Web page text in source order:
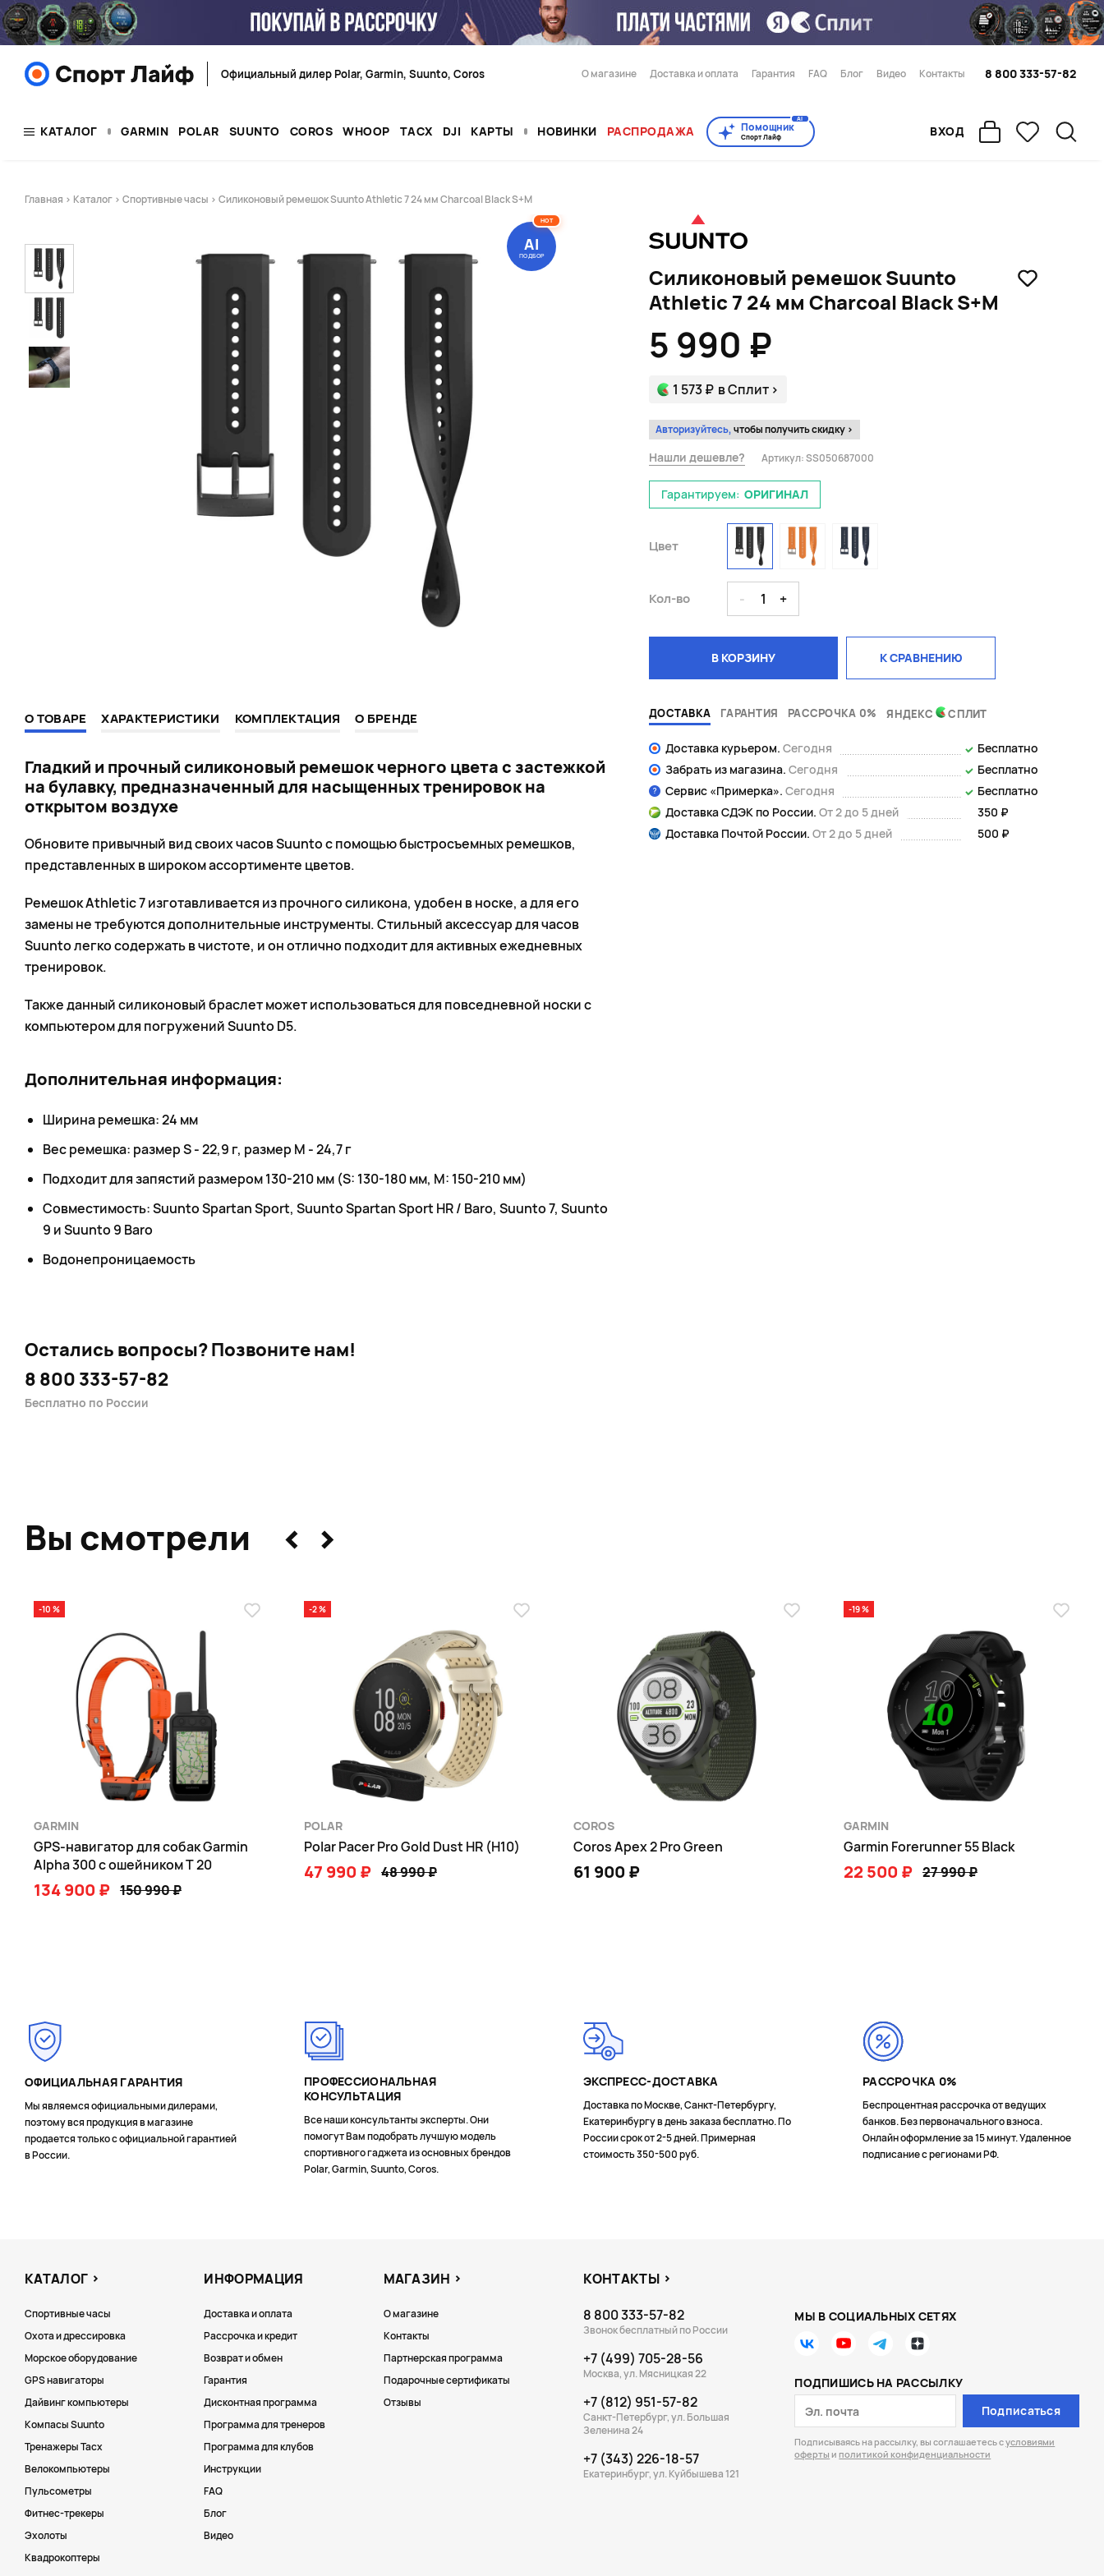
Официальный дилер Polar, Garmin, Suunto, Coros О магазине Доставка и оплата Гарантия FAQ Блог Видео Контакты 8 800 333-57-82
КАТАЛОГ GARMIN POLAR SUUNTO COROS WHOOP TACX DJI КАРТЫ НОВИНКИ РАСПРОДАЖА Помощник
Спорт Лайф
AI
ВХОД
Главная > Каталог > Спортивные часы > Силиконовый ремешок Suunto Athletic 7 24 мм Charcoal Black S+M
Силиконовый ремешок Suunto
Athletic 7 24 мм Charcoal Black S+M
5 990 ₽
1 573 ₽ в Сплит >
Авторизуйтесь,чтобы получить скидку >
Нашли дешевле? Артикул:SS050687000
Гарантируем: ОРИГИНАЛ
Цвет
Кол-во - 1 +
В КОРЗИНУ К СРАВНЕНИЮ
ДОСТАВКА ГАРАНТИЯ РАССРОЧКА 0% ЯНДЕКС СПЛИТ
Доставка курьером. Сегодня
Бесплатно
Забрать из магазина. Сегодня
Бесплатно
Сервис «Примерка». Сегодня
Бесплатно
Доставка СДЭК по России. От 2 до 5 дней
350 ₽
Доставка Почтой России. От 2 до 5 дней 500 ₽
HOT
AI
ПОДБОР
О ТОВАРЕ ХАРАКТЕРИСТИКИ КОМПЛЕКТАЦИЯ О БРЕНДЕ
Гладкий и прочный силиконовый ремешок черного цвета с застежкой
на булавку, предназначенный для насыщенных тренировок на
открытом воздухе
Обновите привычный вид своих часов Suunto с помощью быстросъемных ремешков,
представленных в широком ассортименте цветов.
Ремешок Athletic 7 изготавливается из прочного силикона, удобен в носке, а для его
замены не требуются дополнительные инструменты. Стильный аксессуар для часов
Suunto легко содержать в чистоте, и он отлично подходит для активных ежедневных
тренировок.
Также данный силиконовый браслет может использоваться для повседневной носки с
компьютером для погружений Suunto D5.
Дополнительная информация:
Ширина ремешка: 24 мм
Вес ремешка: размер S - 22,9 г, размер M - 24,7 г
Подходит для запястий размером 130-210 мм (S: 130-180 мм, M: 150-210 мм)
Совместимость: Suunto Spartan Sport, Suunto Spartan Sport HR / Baro, Suunto 7, Suunto
9 и Suunto 9 Baro
Водонепроницаемость
Остались вопросы?Позвоните нам!
8 800 333-57-82
Бесплатно по России
Вы смотрели < >
-10 %
GARMIN
GPS-навигатор для собак Garmin
Alpha 300 с ошейником T 20
134 900 ₽ 150 990 ₽
-2 %
POLAR
Polar Pacer Pro Gold Dust HR (H10)
47 990 ₽ 48 990 ₽
COROS
Coros Apex 2 Pro Green
61 900 ₽
-19 %
GARMIN
Garmin Forerunner 55 Black
22 500 ₽ 27 990 ₽
ОФИЦИАЛЬНАЯ ГАРАНТИЯ
Мы являемся официальными дилерами,
поэтому вся продукция в магазине
продается только с официальной гарантией
в России.
ПРОФЕССИОНАЛЬНАЯ
КОНСУЛЬТАЦИЯ
Все наши консультанты эксперты. Они
помогут Вам подобрать лучшую модель
спортивного гаджета из основных брендов
Polar, Garmin, Suunto, Coros.
ЭКСПРЕСС-ДОСТАВКА
Доставка по Москве, Санкт-Петербургу,
Екатеринбургу в день заказа бесплатно. По
России срок от 2-5 дней. Примерная
стоимость 350-500 руб.
РАССРОЧКА 0%
Беспроцентная рассрочка от ведущих
банков. Без первоначального взноса.
Онлайн оформление за 15 минут. Удаленное
подписание с регионами РФ.
КАТАЛОГ
Спортивные часы
Охота и дрессировка
Морское оборудование
GPS навигаторы
Дайвинг компьютеры
Компасы Suunto
Тренажеры Tacx
Велокомпьютеры
Пульсометры
Фитнес-трекеры
Эхолоты
Квадрокоптеры
ИНФОРМАЦИЯ
Доставка и оплата
Рассрочка и кредит
Возврат и обмен
Гарантия
Дисконтная программа
Программа для тренеров
Программа для клубов
Инструкции
FAQ
Блог
Видео
МАГАЗИН
О магазине
Контакты
Партнерская программа
Подарочные сертификаты
Отзывы
КОНТАКТЫ
8 800 333-57-82
Звонок бесплатный по России
+7 (499) 705-28-56
Москва, ул. Мясницкая 22
+7 (812) 951-57-82
Санкт-Петербург, ул. Большая
Зеленина 24
+7 (343) 226-18-57
Екатеринбург, ул. Куйбышева 121
МЫ В СОЦИАЛЬНЫХ СЕТЯХ
ПОДПИШИСЬ НА РАССЫЛКУ
Подписаться
Подписываясь на рассылку, вы соглашаетесь сусловиями
оферты и политикой конфиденциальности